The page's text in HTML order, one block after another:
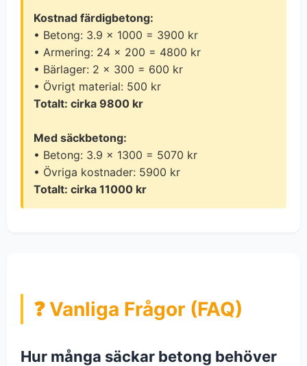
Kostnad färdigbetong:
• Betong: 3.9 × 1000 = 3900 kr
• Armering: 24 × 200 = 4800 kr
• Bärlager: 2 × 300 = 600 kr
• Övrigt material: 500 kr
Totalt: cirka 9800 kr
Med säckbetong:
• Betong: 3.9 × 1300 = 5070 kr
• Övriga kostnader: 5900 kr
Totalt: cirka 11000 kr
❓ Vanliga Frågor (FAQ)
Hur många säckar betong behöver